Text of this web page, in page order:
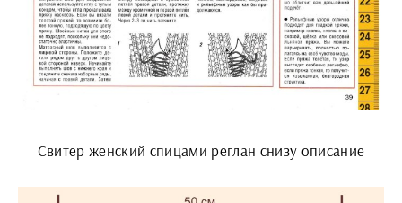
Свитер женский спицами реглан снизу описание